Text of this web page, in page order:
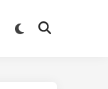
Switch
Open